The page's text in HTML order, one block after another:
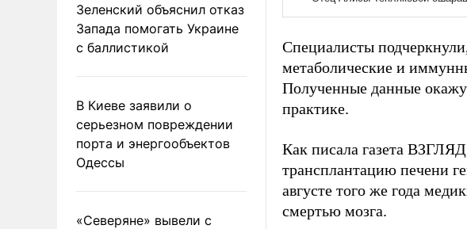
Зеленский объяснил отказ
Запада помогать Украине
с баллистикой
В Киеве заявили о
серьезном повреждении
порта и энергообъектов
Одессы
«Северяне» вывели с
Специалисты
метаболические и
Полученные данные
практике.
Как писала газета
трансплантацию печени
августе того же года
смертью мозга.